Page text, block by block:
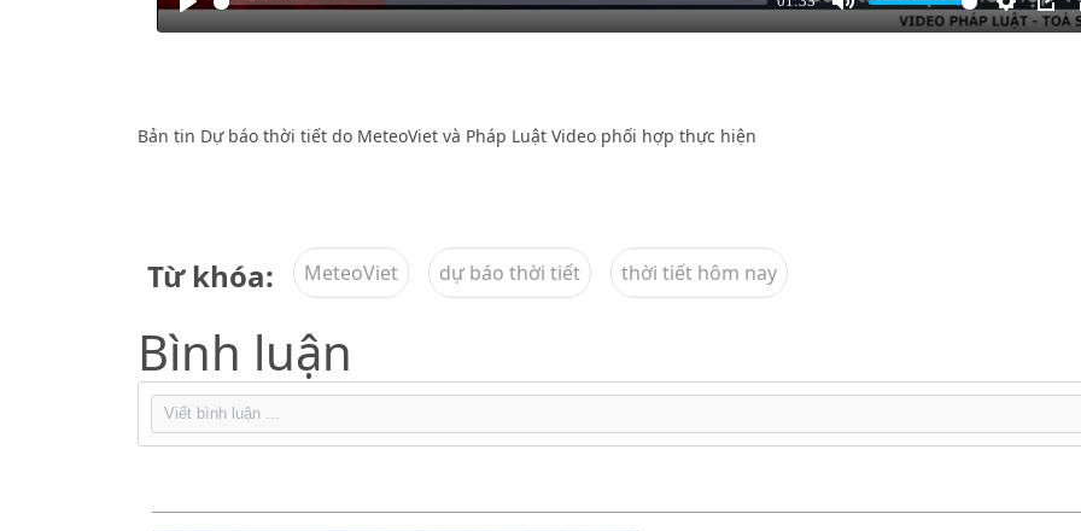
Bản tin Dự báo thời tiết do MeteoViet và Pháp Luật Video phối hợp thực hiện
Từ khóa: MeteoViet dự báo thời tiết thời tiết hôm nay
Bình luận